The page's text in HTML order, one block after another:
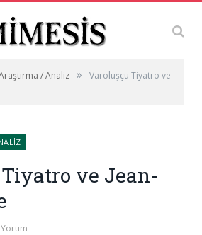
/ Analiz »
Varoluşçu Tiyatro ve
ve Jean-